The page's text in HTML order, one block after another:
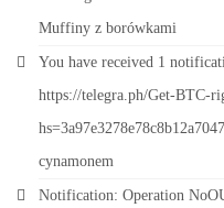
Muffiny z borówkami
You have received 1
https://telegra.ph/Get-BTC-
cynamonem
Notification: Operation